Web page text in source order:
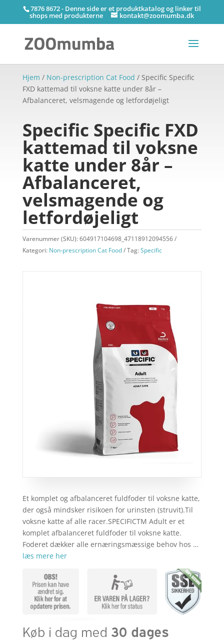
7876 8672 - Denne side er et produktkatalog og linker til
shops med produkterne kontakt@zoomumba.dk
Hjem / Non-prescription Cat Food / Specific Specific
FXD kattemad til voksne katte under 8år –
Afbalanceret, velsmagende og letfordøjeligt
Specific Specific FXD
kattemad til voksne
katte under 8år –
Afbalanceret,
velsmagende og
letfordøjeligt
Varenummer (SKU):604917104698_47118912094556
Kategori: Non-prescription Cat Food Tag:Specific
Et komplet og afbalanceret fuldfoder til voksne katte,
der også mindsker risikoen for urinsten (struvit).Til
voksne katte af alle racer.SPECIFICTM Adult er et
komplet afbalanceret fuldfoder til voksne katte.
Foderet dækker alle ernæringsmæssige behov hos …
læs mere her